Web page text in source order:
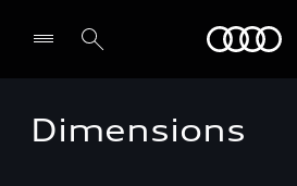
Select dealer
Dimensions